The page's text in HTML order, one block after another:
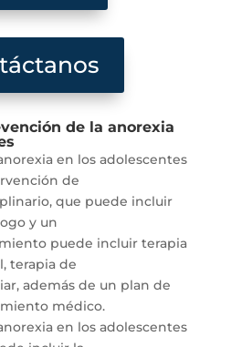
de la anorexia
en los adolescentes
de
que puede incluir
y un
puede incluir terapia
terapia de
además de un plan de
médico.
en los adolescentes